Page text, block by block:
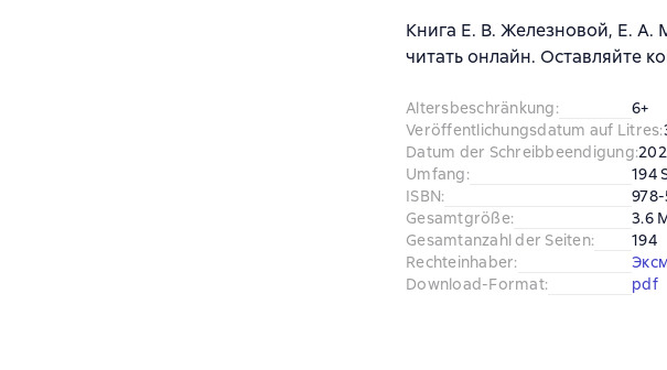
Книга Е. В. Железновой, Е. А.
читать онлайн. Оставляйте
Altersbeschränkung:
6+
Veröffentlichungsdatum auf Litres:
Datum der Schreibbeendigung:
Umfang:
194
ISBN:
Gesamtgröße:
3.6
Gesamtanzahl der Seiten:
194
Rechteinhaber:
Download-Format: pdf